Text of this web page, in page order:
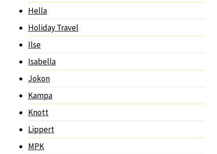
Hella
Holiday Travel
Ilse
Isabella
Jokon
Kampa
Knott
Lippert
MPK